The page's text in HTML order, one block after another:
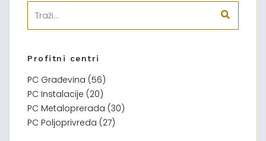
Profitni centri
PC Građevina (56)
PC Instalacije (20)
PC Metaloprerada (30)
PC Poljoprivreda (27)